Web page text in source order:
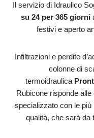
Il servizio di Idraulico
su 24 per 365 giorni
festivi e aperto
Infiltrazioni e perdite
colonne di
termoidraulica
Rubicone risponde
specializzato con le
qualità, che sarà da